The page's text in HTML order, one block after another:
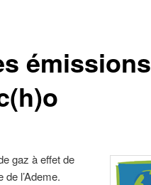
émissions
gaz à effet de
l’Ademe.